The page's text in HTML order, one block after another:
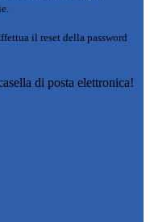
il reset della password
di posta elettronica!